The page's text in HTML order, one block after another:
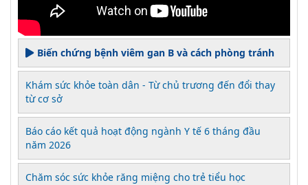
Biến chứng bệnh viêm gan B và cách phòng tránh
Khám sức khỏe toàn dân - Từ chủ trương đến đổi thay
từ cơ sở
Báo cáo kết quả hoạt động ngành Y tế 6 tháng đầu
năm 2026
Chăm sóc sức khỏe răng miệng cho trẻ tiểu học